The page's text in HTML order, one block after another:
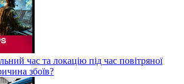
час та локацію під час повітряної
збоїв?